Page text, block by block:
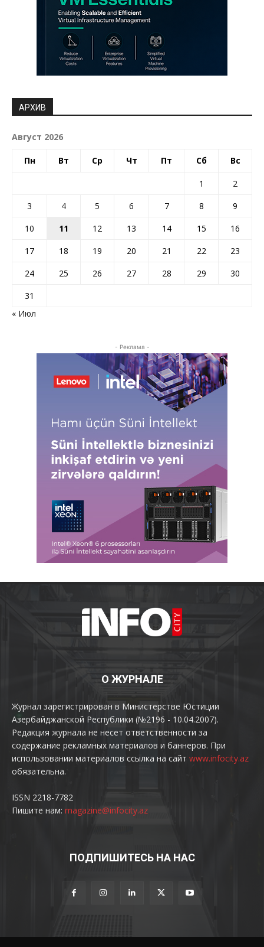
АРХИВ
Август 2026
Пн Вт Ср Чт Пт Сб Вс
1
2
3
4 5 6 7 8
9
10
11 12 13 14 15
16
17
18 19 20 21 22
23
24
25 26 27 28 29
30
31
« Июл
- Реклама -
О ЖУРНАЛЕ
Журнал зарегистрирован в Министерстве Юстиции
Азербайджанской Республики (№2196 - 10.04.2007).
Редакция журнала не несет ответственности за
содержание рекламных материалов и баннеров. При
использовании материалов ссылка на сайт www.infocity.az
обязательна.
ISSN 2218-7782
Пишите нам: magazine@infocity.az
ПОДПИШИТЕСЬ НА НАС